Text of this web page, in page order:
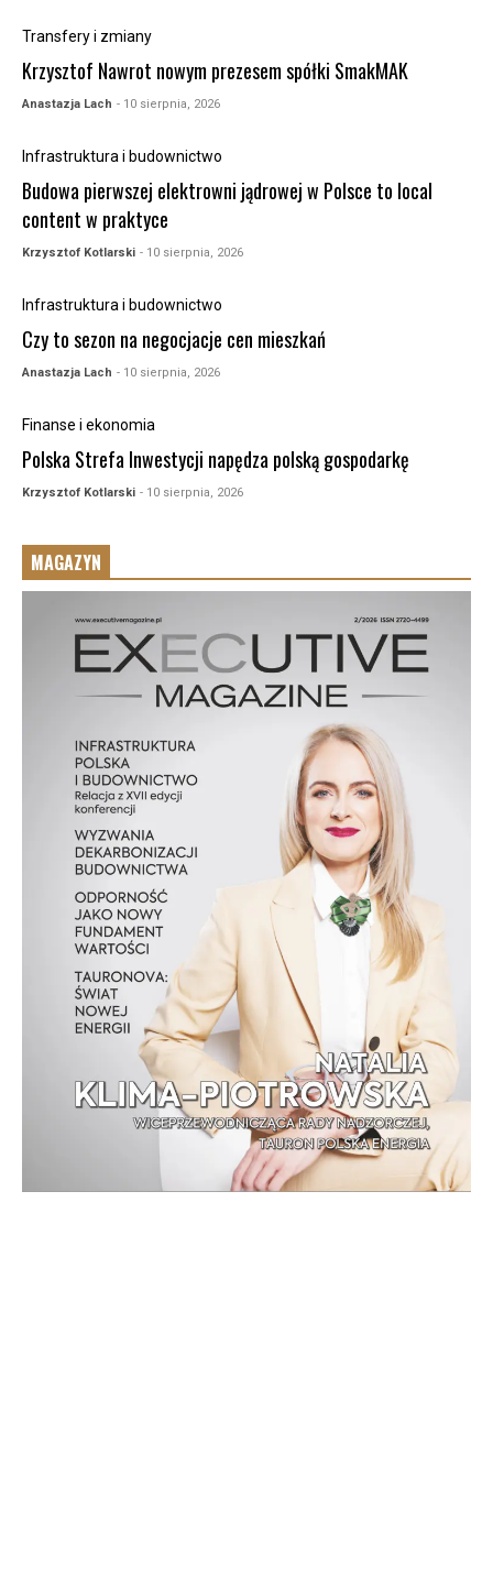
Transfery i zmiany
Krzysztof Nawrot nowym prezesem spółki SmakMAK
Anastazja Lach - 10 sierpnia, 2026
Infrastruktura i budownictwo
Budowa pierwszej elektrowni jądrowej w Polsce to local
content w praktyce
Krzysztof Kotlarski - 10 sierpnia, 2026
Infrastruktura i budownictwo
Czy to sezon na negocjacje cen mieszkań
Anastazja Lach - 10 sierpnia, 2026
Finanse i ekonomia
Polska Strefa Inwestycji napędza polską gospodarkę
Krzysztof Kotlarski - 10 sierpnia, 2026
MAGAZYN